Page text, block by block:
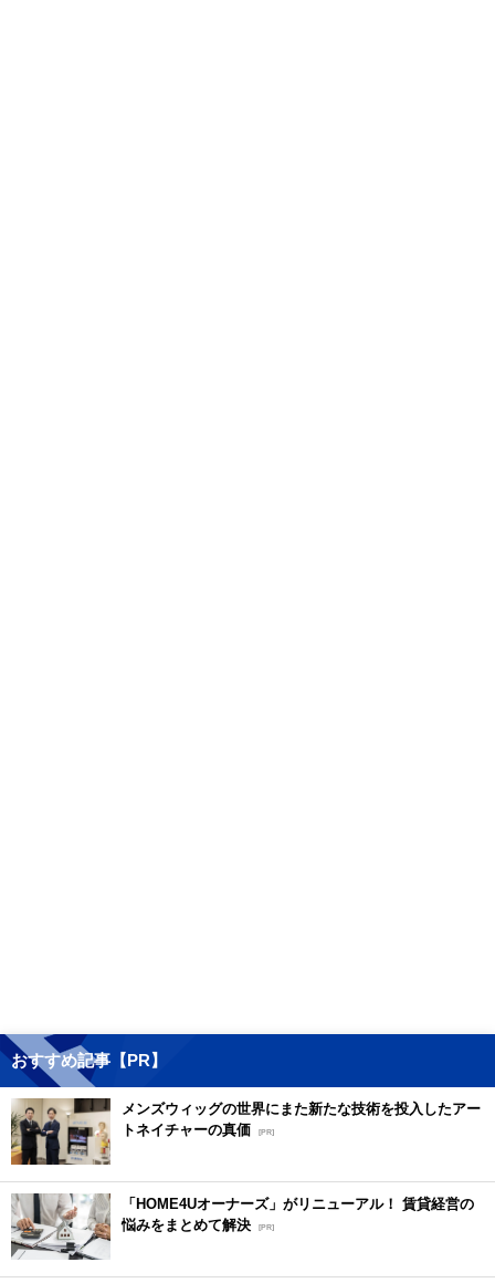
おすすめ記事【PR】
メンズウィッグの世界にまた新たな技術を投入したアー
トネイチャーの真価 [PR]
「HOME4Uオーナーズ」がリニューアル！ 賃貸経営の
悩みをまとめて解決 [PR]